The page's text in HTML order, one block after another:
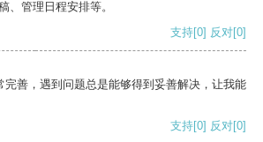
、管理日程安排等。
支持[0] 反对[0]
完善，遇到问题总是能够得到妥善解决，让我能
支持[0] 反对[0]